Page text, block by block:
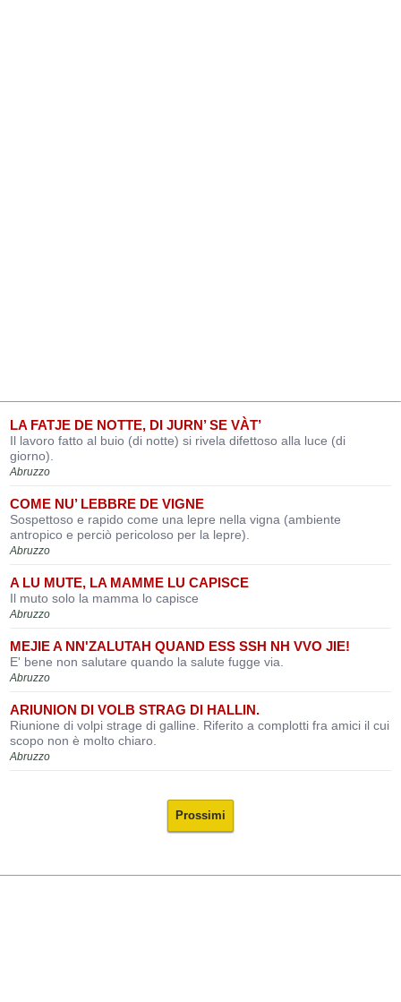
LA FATJE DE NOTTE, DI JURN’ SE VÀT’
Il lavoro fatto al buio (di notte) si rivela difettoso alla luce (di
giorno).
Abruzzo
COME NU’ LEBBRE DE VIGNE
Sospettoso e rapido come una lepre nella vigna (ambiente
antropico e perciò pericoloso per la lepre).
Abruzzo
A LU MUTE, LA MAMME LU CAPISCE
Il muto solo la mamma lo capisce
Abruzzo
MEJIE A NN'ZALUTAH QUAND ESS SSH NH VVO JIE!
E' bene non salutare quando la salute fugge via.
Abruzzo
ARIUNION DI VOLB STRAG DI HALLIN.
Riunione di volpi strage di galline. Riferito a complotti fra amici il cui
scopo non è molto chiaro.
Abruzzo
Prossimi